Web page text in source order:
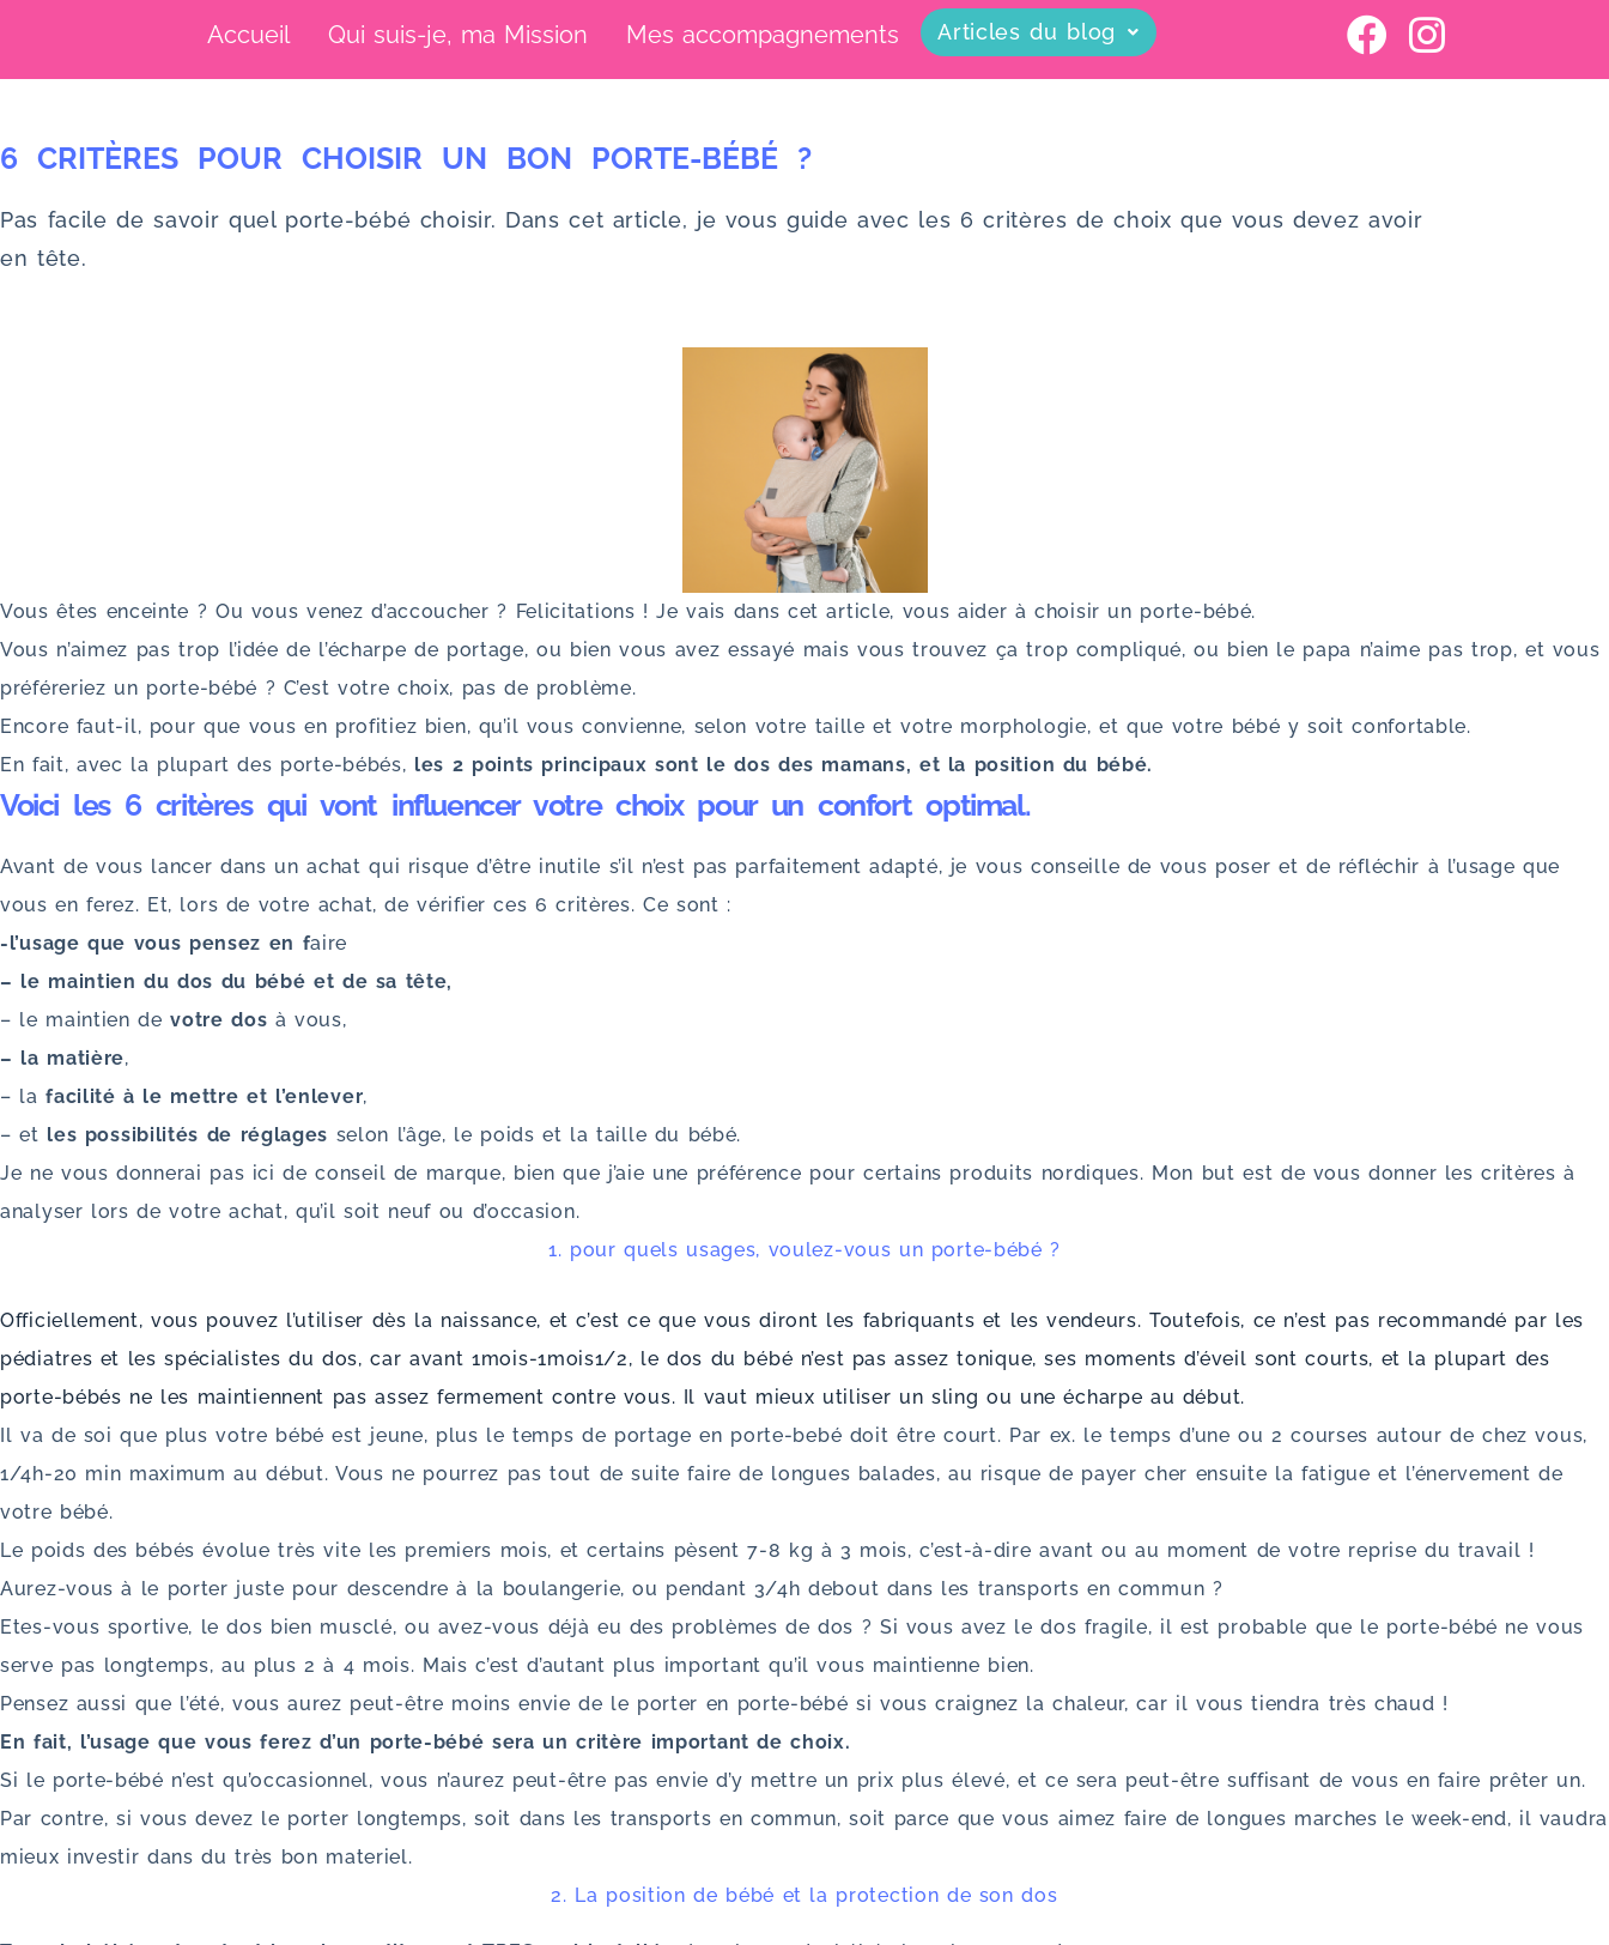
Accueil Qui suis-je, ma Mission Mes accompagnements Articles du blog
6 CRITÈRES POUR CHOISIR UN BON PORTE-BÉBÉ ?
Pas facile de savoir quel porte-bébé choisir. Dans cet article, je vous guide avec les 6 critères de choix que vous devez avoir
en tête.
Vous êtes enceinte ? Ou vous venez d’accoucher ? Felicitations ! Je vais dans cet article, vous aider à choisir un porte-bébé.
Vous n’aimez pas trop l’idée de l’écharpe de portage, ou bien vous avez essayé mais vous trouvez ça trop compliqué, ou bien le papa n’aime pas trop, et vous
préféreriez un porte-bébé ? C’est votre choix, pas de problème.
Encore faut-il, pour que vous en profitiez bien, qu’il vous convienne, selon votre taille et votre morphologie, et que votre bébé y soit confortable.
En fait, avec la plupart des porte-bébés, les 2 points principaux sont le dos des mamans, et la position du bébé.
Voici les 6 critères qui vont influencer votre choix pour un confort optimal.
Avant de vous lancer dans un achat qui risque d’être inutile s’il n’est pas parfaitement adapté, je vous conseille de vous poser et de réfléchir à l’usage que
vous en ferez. Et, lors de votre achat, de vérifier ces 6 critères. Ce sont :
-l’usage que vous pensez en faire
– le maintien du dos du bébé et de sa tête,
– le maintien devotre dos à vous,
– la matière,
– la facilité à le mettre et l’enlever,
– et les possibilités de réglages selon l’âge, le poids et la taille du bébé.
Je ne vous donnerai pas ici de conseil de marque, bien que j’aie une préférence pour certains produits nordiques. Mon but est de vous donner les critères à
analyser lors de votre achat, qu’il soit neuf ou d’occasion.
1. pour quels usages, voulez-vous un porte-bébé ?
Officiellement, vous pouvez l’utiliser dès la naissance, et c’est ce que vous diront les fabriquants et les vendeurs. Toutefois, ce n’est pas recommandé par les
pédiatres et les spécialistes du dos, car avant 1mois-1mois1/2, le dos du bébé n’est pas assez tonique, ses moments d’éveil sont courts, et la plupart des
porte-bébés ne les maintiennent pas assez fermement contre vous. Il vaut mieux utiliser un sling ou une écharpe au début.
Il va de soi que plus votre bébé est jeune, plus le temps de portage en porte-bebé doit être court. Par ex. le temps d’une ou 2 courses autour de chez vous,
1/4h-20 min maximum au début. Vous ne pourrez pas tout de suite faire de longues balades, au risque de payer cher ensuite la fatigue et l’énervement de
votre bébé.
Le poids des bébés évolue très vite les premiers mois, et certains pèsent 7-8 kg à 3 mois, c’est-à-dire avant ou au moment de votre reprise du travail !
Aurez-vous à le porter juste pour descendre à la boulangerie, ou pendant 3/4h debout dans les transports en commun ?
Etes-vous sportive, le dos bien musclé, ou avez-vous déjà eu des problèmes de dos ? Si vous avez le dos fragile, il est probable que le porte-bébé ne vous
serve pas longtemps, au plus 2 à 4 mois. Mais c’est d’autant plus important qu’il vous maintienne bien.
Pensez aussi que l’été, vous aurez peut-être moins envie de le porter en porte-bébé si vous craignez la chaleur, car il vous tiendra très chaud !
En fait, l’usage que vous ferez d’un porte-bébé sera un critère important de choix.
Si le porte-bébé n’est qu’occasionnel, vous n’aurez peut-être pas envie d’y mettre un prix plus élevé, et ce sera peut-être suffisant de vous en faire prêter un.
Par contre, si vous devez le porter longtemps, soit dans les transports en commun, soit parce que vous aimez faire de longues marches le week-end, il vaudra
mieux investir dans du très bon materiel.
2. La position de bébé et la protection de son dos